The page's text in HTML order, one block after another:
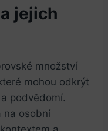
jejich
množství
mohou odkrýt
podvědomí.
na osobní